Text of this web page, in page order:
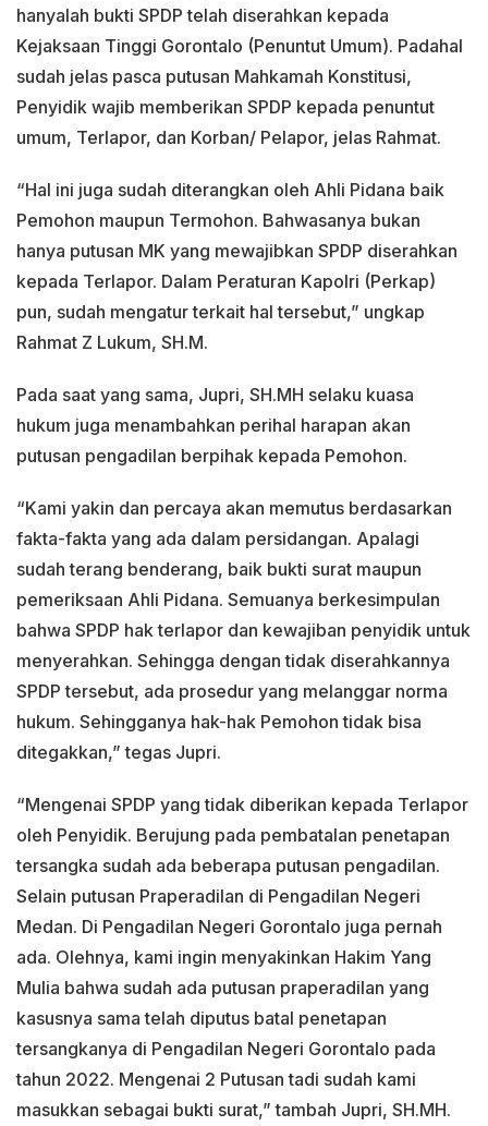
hanyalah bukti SPDP telah diserahkan kepada
Kejaksaan Tinggi Gorontalo (Penuntut Umum). Padahal
sudah jelas pasca putusan Mahkamah Konstitusi,
Penyidik wajib memberikan SPDP kepada penuntut
umum, Terlapor, dan Korban/ Pelapor, jelas Rahmat.
“Hal ini juga sudah diterangkan oleh Ahli Pidana baik
Pemohon maupun Termohon. Bahwasanya bukan
hanya putusan MK yang mewajibkan SPDP diserahkan
kepada Terlapor. Dalam Peraturan Kapolri (Perkap)
pun, sudah mengatur terkait hal tersebut,” ungkap
Rahmat Z Lukum, SH.M.
Pada saat yang sama, Jupri, SH.MH selaku kuasa
hukum juga menambahkan perihal harapan akan
putusan pengadilan berpihak kepada Pemohon.
“Kami yakin dan percaya akan memutus berdasarkan
fakta-fakta yang ada dalam persidangan. Apalagi
sudah terang benderang, baik bukti surat maupun
pemeriksaan Ahli Pidana. Semuanya berkesimpulan
bahwa SPDP hak terlapor dan kewajiban penyidik untuk
menyerahkan. Sehingga dengan tidak diserahkannya
SPDP tersebut, ada prosedur yang melanggar norma
hukum. Sehingganya hak-hak Pemohon tidak bisa
ditegakkan,” tegas Jupri.
“Mengenai SPDP yang tidak diberikan kepada Terlapor
oleh Penyidik. Berujung pada pembatalan penetapan
tersangka sudah ada beberapa putusan pengadilan.
Selain putusan Praperadilan di Pengadilan Negeri
Medan. Di Pengadilan Negeri Gorontalo juga pernah
ada. Olehnya, kami ingin menyakinkan Hakim Yang
Mulia bahwa sudah ada putusan praperadilan yang
kasusnya sama telah diputus batal penetapan
tersangkanya di Pengadilan Negeri Gorontalo pada
tahun 2022. Mengenai 2 Putusan tadi sudah kami
masukkan sebagai bukti surat,” tambah Jupri, SH.MH.